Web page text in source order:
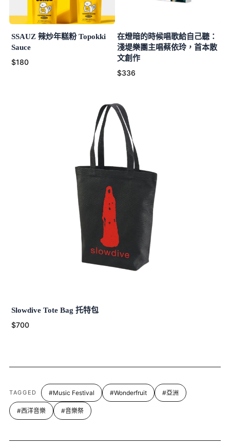
SSAUZ 辣炒年糕粉 Topokki
Sauce
$180
在燈暗的時候唱歌給自己聽：
淺堤樂團主唱蔡依玲，首本散
文創作
$336
Slowdive Tote Bag 托特包
$700
TAGGED #Music Festival #Wonderfruit #亞洲
#西洋音樂 #音樂祭